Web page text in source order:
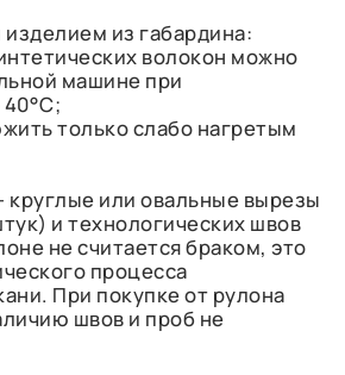
из габардина:
волокон можно
машине при
только слабо нагретым
или овальные вырезы
и технологических швов
не считается браком, это
процесса
При покупке от рулона
швов и проб не